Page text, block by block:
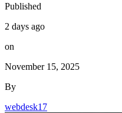
Published
2 days ago
on
November 15, 2025
By
webdesk17